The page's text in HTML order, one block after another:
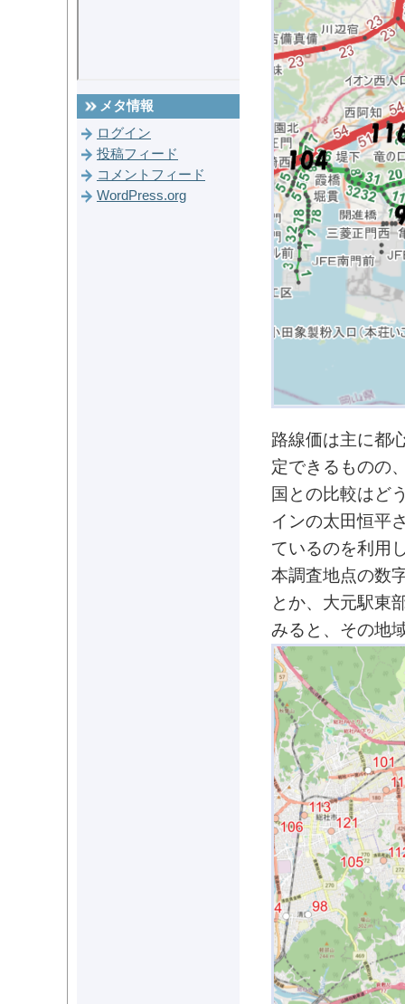
路線価は主に都
定できるものの
国との比較はど
インの太田恒平
ているのを利用
本調査地点の数
とか、大元駅東
みると、その地
メタ情報
ログイン
投稿フィード
コメントフィード
WordPress.org